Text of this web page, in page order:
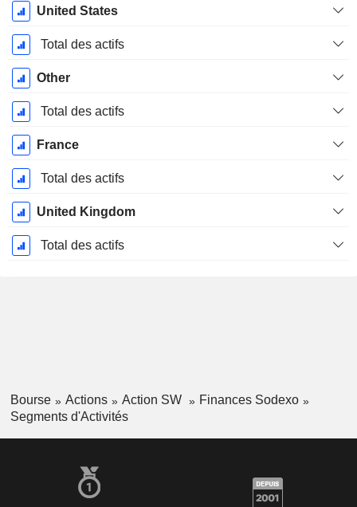
Période
Fiscale:
Août
United States
Total des actifs
Other
Total des actifs
France
Total des actifs
United Kingdom
Total des actifs
Bourse Actions Action SW
Finances Sodexo
Segments d'Activités